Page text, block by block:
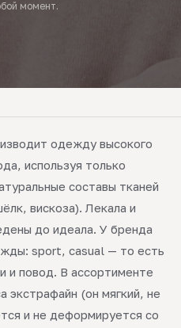
момент.
одежду высокого
используя только
составы тканей
вискоза). Лекала и
до идеала. У бренда
sport, casual — то есть
и повод. В ассортименте
экстрафайн (он мягкий, не
и не деформируется со